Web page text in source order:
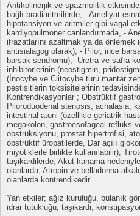
Antikolinerjik ve spazmolitik
bağlı bradiaritmilerde, - Ameliyat
hipotansiyon ve aritmiler gibi vagal
kardiyopulmoner canlandırmada, -
ifrazatlarını azaltmak ya da
antisialagog olarak), - Pilor, ince
barsak sendromu),- Uretra ve safra
inhibitörlerinin (neostigmin,
(İnocybe ve Clitocybe türü mantar
pestisitlerin toksisitelerinin
Kontrendikasyonlar ; Obstrüktif
Piloroduodenal stenosis, achalasia,
intestinal atoni (özellikle geriatrik
megakolon, gastroesofageal refluks
obstrüksiyonu, prostat hipertrofisi,
obstrüktif üropatilerde, Dar açılı
miyotiklerle birlikte kullanılabilir),
taşikardilerde, Akut kanama
olanlarda, Atropin ve belladonna
olanlarda kontrendikedir.
Yan etkiler; ağız kuruluğu, bulanık
idrar tutukluğu, taşikardi,